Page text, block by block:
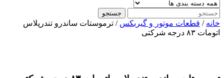
جستجو
خانه / قطعات موتور و گیربکس / ترموستات ساندرو تندرپلاس
اتومات ۸۳ درجه شرکتی